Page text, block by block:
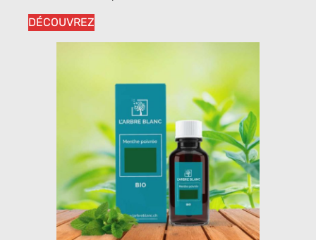
DÉCOUVREZ